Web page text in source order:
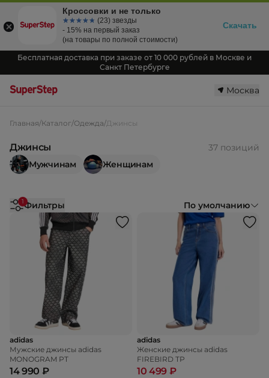
Бесплатная доставка при заказе от 10 000 рублей в Москве и
Санкт Петербурге
Москва
Главная/Каталог/Одежда/Джинсы
Джинсы
37 позиций
Мужчинам
Женщинам
1Фильтры По умолчанию
adidas
Мужские джинсы adidas
MONOGRAM PT
14 990 ₽
adidas
Женские джинсы adidas
FIREBIRD TP
10 499 ₽
Кроссовки и не только
☆☆☆☆☆
★★★★★ (23) звезды
- 15% на первый заказ
(на товары по полной стоимости)
Скачать